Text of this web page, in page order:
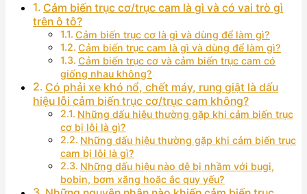
Cảm biến trục cơ/trục cam là gì và có vai trò gì
trên ô tô?
Cảm biến trục cơ là gì và dùng để làm gì?
Cảm biến trục cam là gì và dùng để làm gì?
Cảm biến trục cơ và cảm biến trục cam có
giống nhau không?
Có phải xe khó nổ, chết máy, rung giật là dấu
hiệu lỗi cảm biến trục cơ/trục cam không?
Những dấu hiệu thường gặp khi cảm biến trục
cơ bị lỗi là gì?
Những dấu hiệu thường gặp khi cảm biến trục
cam bị lỗi là gì?
Những dấu hiệu nào dễ bị nhầm với bugi,
bobin, bơm xăng hoặc ắc quy yếu?